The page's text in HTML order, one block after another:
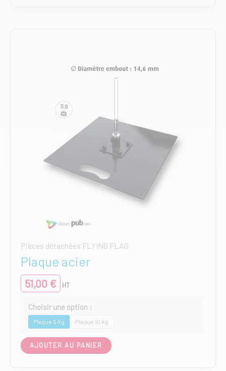
Pièces détachées FLYING FLAG
Plaque acier
51,00 € HT
Plaque 5 Kg Plaque 10 Kg
AJOUTER AU PANIER
produit